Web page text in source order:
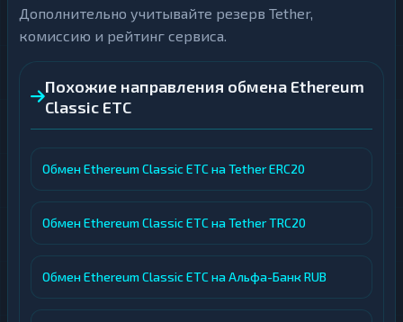
Дополнительно учитывайте резерв Tether,
комиссию и рейтинг сервиса.
Похожие направления обмена Ethereum
Classic ETC
Обмен Ethereum Classic ETC на Tether ERC20
Обмен Ethereum Classic ETC на Tether TRC20
Обмен Ethereum Classic ETC на Альфа-Банк RUB